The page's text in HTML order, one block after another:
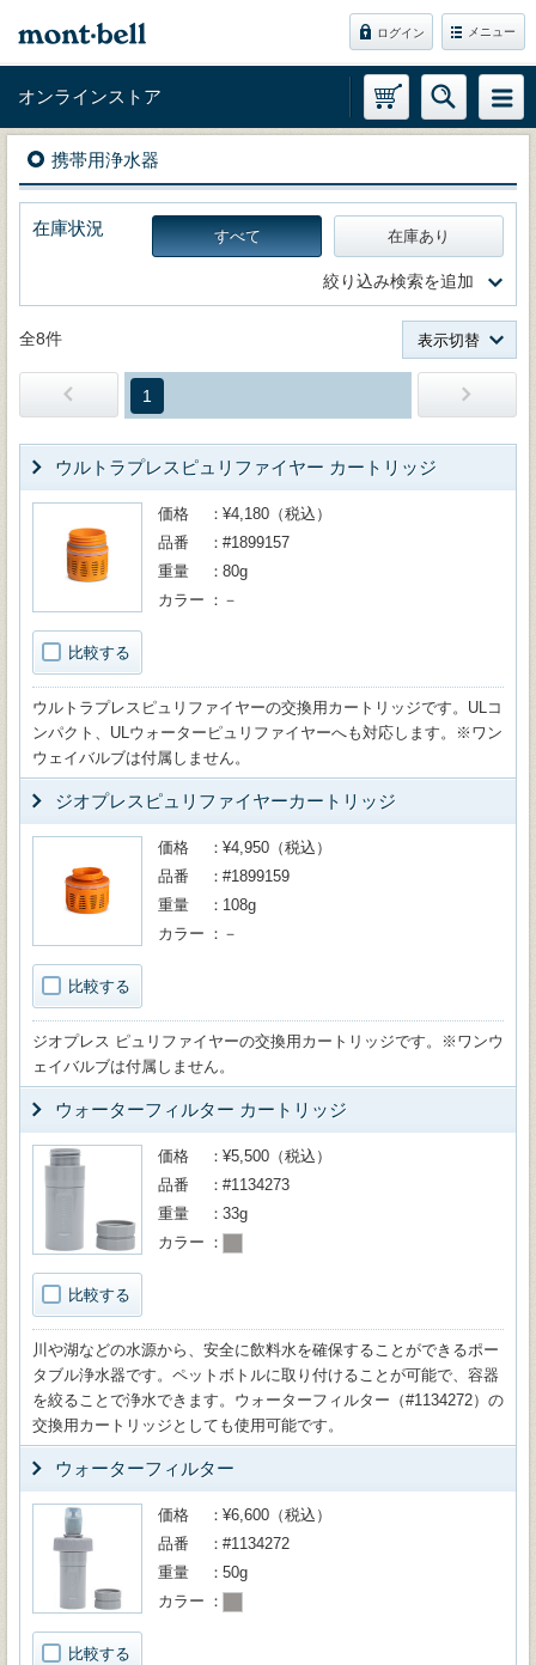
ログイン メニュー
オンラインストア
携帯用浄水器
在庫状況 すべて 在庫あり
絞り込み検索を追加
全8件 表示切替
1
ウルトラプレスピュリファイヤー カートリッジ
比較する
価格
¥4,180（税込）
品番
#1899157
重量
80g
カラー
－
ウルトラプレスピュリファイヤーの交換用カートリッジです。ULコ
ンパクト、ULウォーターピュリファイヤーへも対応します。※ワン
ウェイバルブは付属しません。
ジオプレスピュリファイヤーカートリッジ
比較する
価格
¥4,950（税込）
品番
#1899159
重量
108g
カラー
－
ジオプレス ピュリファイヤーの交換用カートリッジです。※ワンウ
ェイバルブは付属しません。
ウォーターフィルター カートリッジ
比較する
価格
¥5,500（税込）
品番
#1134273
重量
33g
カラー
川や湖などの水源から、安全に飲料水を確保することができるポー
タブル浄水器です。ペットボトルに取り付けることが可能で、容器
を絞ることで浄水できます。ウォーターフィルター（#1134272）の
交換用カートリッジとしても使用可能です。
ウォーターフィルター
比較する
価格
¥6,600（税込）
品番
#1134272
重量
50g
カラー